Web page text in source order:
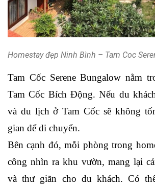
Homestay đẹp Ninh Bình – Tam Coc
Tam Cốc Serene Bungalow nằm
Tam Cốc Bích Động. Nếu du
và du lịch ở Tam Cốc sẽ không
gian để di chuyển.
Bên cạnh đó, mỗi phòng trong
công nhìn ra khu vườn, mang lại
và thư giãn cho du khách. Có